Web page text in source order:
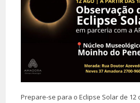
Prepare-se para o Eclipse Solar de 12